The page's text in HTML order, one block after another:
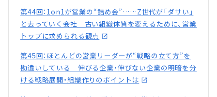
第44回：1on1が営業の“詰め会”……Z世代が「ダサい」
と去っていく会社 古い組織体質を変えるために、営業
トップに求められる観点
第45回：ほとんどの営業リーダーが“戦略の立て方”を
勘違いしている 伸びる企業・伸びない企業の明暗を分
ける戦略展開・組織作りのポイントは